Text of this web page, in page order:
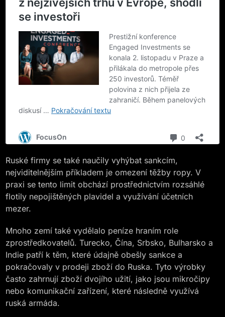
Ruské firmy se také naučily vyhýbat sankcím,
nejviditelnějším příkladem je omezení těžby ropy. V
praxi se tento limit obchází prostřednictvím rozsáhlé
flotily nepojištěných plavidel a využívání účetních
mezer.
Mnoho zemí také vydělalo peníze hraním role
zprostředkovatelů. Turecko, Čína, Srbsko, Bulharsko a
Indie patří k těm, které údajně obešly sankce a
pokračovaly v prodeji zboží do Ruska. Tyto výrobky
často zahrnují zboží dvojího užití, jako jsou mikročipy
nebo komunikační zařízení, které následně využívá
ruská armáda.